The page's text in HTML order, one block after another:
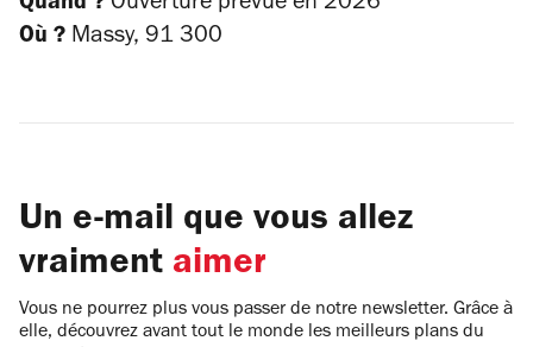
Quand ? Ouverture prévue en 2026
Où ? Massy, 91 300
Un e-mail que vous allez
vraiment aimer
Vous ne pourrez plus vous passer de notre newsletter. Grâce à
elle, découvrez avant tout le monde les meilleurs plans du